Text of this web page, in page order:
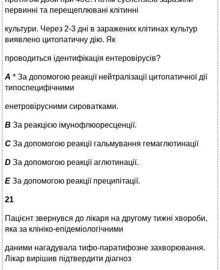
первинні та перещеплювані клітинні
культури. Через 2-3 дні в заражених клітинах культур
виявлено цитопатичну дію. Як
проводиться ідентифікація ентеровірусів?
A * За допомогою реакції нейтралізації цитопатичної дії
типоспецифічними
енетровірусними сироватками.
B За реакцією імунофлюоресценції.
C За допомогою реакції гальмування гемаглютинації
D За допомогою реакції аглютинації.
E За допомогою реакції преципітації.
21
Пацієнт звернувся до лікаря на другому тижні хвороби,
яка за клініко-епідеміологічними
даними нагадувала тифо-паратифозне захворювання.
Лікар вирішив підтвердити діагноз